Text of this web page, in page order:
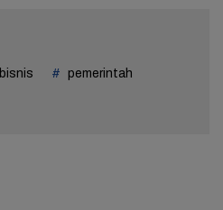
bisnis pemerintah